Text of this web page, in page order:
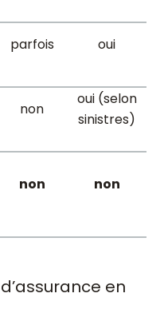
parfois oui
non
oui (selon
sinistres)
non non
en